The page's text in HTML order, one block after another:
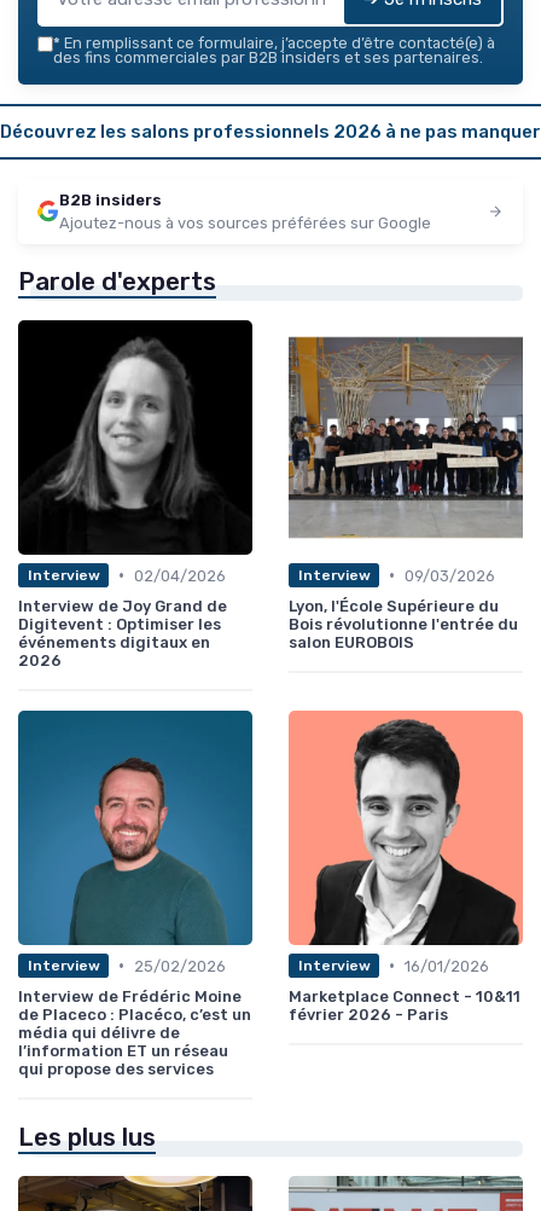
* En remplissant ce formulaire, j’accepte d’être contacté(e) à
des fins commerciales par B2B insiders et ses partenaires.
Découvrez les salons professionnels 2026 à ne pas manquer
B2B insiders
Ajoutez-nous à vos sources préférées sur Google
Parole d'experts
Interview • 02/04/2026
Interview de Joy Grand de
Digitevent : Optimiser les
événements digitaux en
2026
Interview • 09/03/2026
Lyon, l'École Supérieure du
Bois révolutionne l'entrée du
salon EUROBOIS
Interview •
25/02/2026
Interview de Frédéric Moine
de Placeco : Placéco, c’est un
média qui délivre de
l’information ET un réseau
qui propose des services
Interview • 16/01/2026
Marketplace Connect - 10&11
février 2026 - Paris
Les plus lus